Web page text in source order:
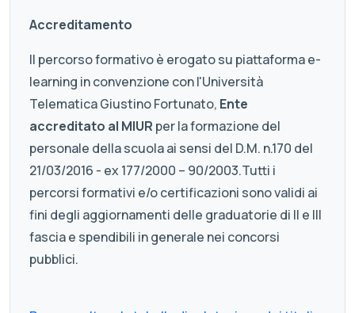
Accreditamento
Il percorso formativo è erogato su piattaforma e-
learning in convenzione con l'Università
Telematica Giustino Fortunato, Ente
accreditato al MIUR per la formazione del
personale della scuola ai sensi del D.M. n.170 del
21/03/2016 - ex 177/2000 – 90/2003.Tutti i
percorsi formativi e/o certificazioni sono validi ai
fini degli aggiornamenti delle graduatorie di II e III
fascia e spendibili in generale nei concorsi
pubblici.